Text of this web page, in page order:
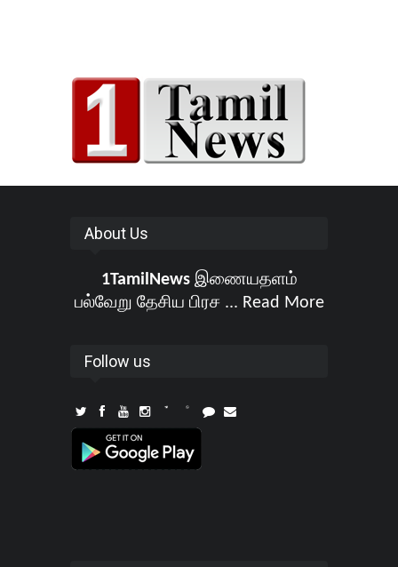
About Us
1TamilNewsஇணையதளம்
பல்வேறு தேசிய பிரச ... Read More
Follow us